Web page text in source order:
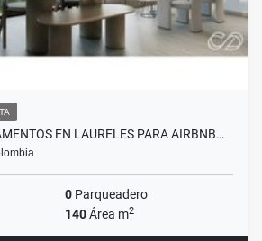
EN LAURELES PARA AIRBNB…
0 Parqueadero
140Área m2